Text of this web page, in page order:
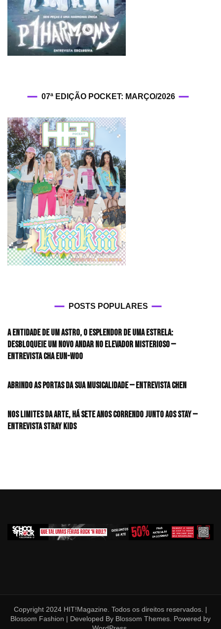
07ª EDIÇÃO POCKET: MARÇO/2026
POSTS POPULARES
A entidade de um astro, o esplendor de uma estrela:
desbloqueie um novo andar no elevador misterioso —
Entrevista CHA EUN-WOO
Abrindo as portas da sua musicalidade — Entrevista CHEN
Nos limites da arte, há sete anos correndo junto aos STAY —
Entrevista Stray Kids
Copyright 2024 HIT!Magazine. Todos os direitos reservados. |
Blossom Fashion | Developed By Blossom Themes . Powered by